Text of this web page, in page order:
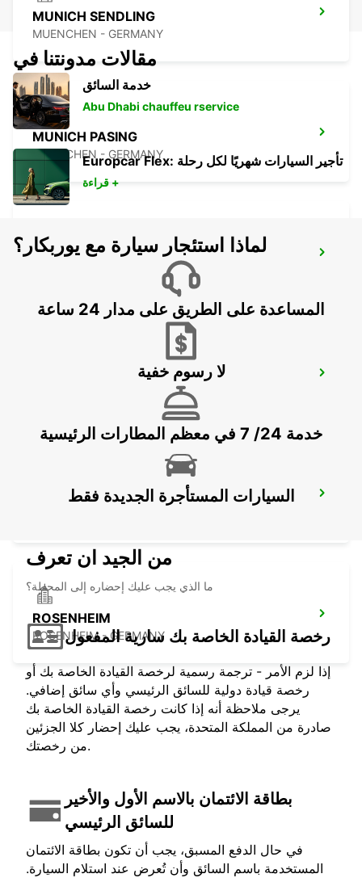
MUNICH SENDLING
MUENCHEN - GERMANY
MUNICH PASING
MUENCHEN - GERMANY
UNTERSCHLEISSHEIM
UNTERSCHLEISSHEIM - GERMANY
MUNICH AIRPORT
ROSENHEIM
ROSENHEIM - GERMANY
مقالات مدونتنا في
خدمة السائق
Abu Dhabi chauffeu rservice
Europcar Flex: تأجير السيارات شهريًا لكل رحلة
قراءة +
لماذا استئجار سيارة مع يوربكار؟
المساعدة على الطريق على مدار 24 ساعة
لا رسوم خفية
خدمة 24/ 7 في معظم المطارات الرئيسية
السيارات المستأجرة الجديدة فقط
من الجيد ان تعرف
ما الذي يجب عليك إحضاره إلى المحطة؟
رخصة القيادة الخاصة بك سارية المفعول
إذا لزم الأمر - ترجمة رسمية لرخصة القيادة الخاصة بك أو
رخصة قيادة دولية للسائق الرئيسي وأي سائق إضافي.
يرجى ملاحظة أنه إذا كانت رخصة القيادة الخاصة بك
صادرة من المملكة المتحدة، يجب عليك إحضار كلا الجزئين
من رخصتك.
بطاقة الائتمان بالاسم الأول والأخير
للسائق الرئيسي
في حال الدفع المسبق، يجب أن تكون بطاقة الائتمان
المستخدمة باسم السائق وأن تُعرض عند استلام السيارة.